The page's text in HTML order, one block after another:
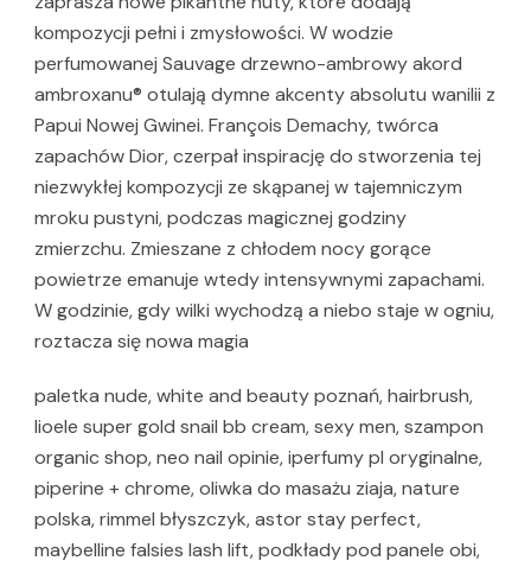
kompozycji pełni i zmysłowości. W wodzie
perfumowanej Sauvage drzewno-ambrowy akord
ambroxanu® otulają dymne akcenty absolutu wanilii z
Papui Nowej Gwinei. François Demachy, twórca
zapachów Dior, czerpał inspirację do stworzenia tej
niezwykłej kompozycji ze skąpanej w tajemniczym
mroku pustyni, podczas magicznej godziny
zmierzchu. Zmieszane z chłodem nocy gorące
powietrze emanuje wtedy intensywnymi zapachami.
W godzinie, gdy wilki wychodzą a niebo staje w ogniu,
roztacza się nowa magia
paletka nude, white and beauty poznań, hairbrush,
lioele super gold snail bb cream, sexy men, szampon
organic shop, neo nail opinie, iperfumy pl oryginalne,
piperine + chrome, oliwka do masażu ziaja, nature
polska, rimmel błyszczyk, astor stay perfect,
maybelline falsies lash lift, podkłady pod panele obi,